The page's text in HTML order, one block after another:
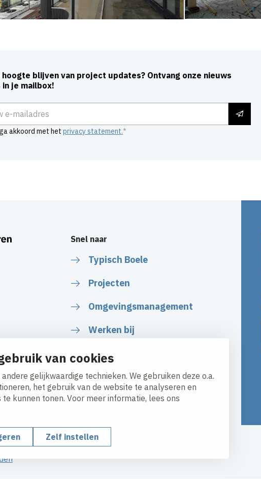
van cookies
gelijkwaardige technieken. We gebruiken deze o.a.
het gebruik van de website te analyseren en
kunnen tonen. Voor meer informatie, lees ons
Zelf instellen
hoogte blijven van project updates? Ontvang onze nieuws
je mailbox!
akkoord met het privacy statement.
Snel naar
Typisch Boele
Projecten
Omgevingsmanagement
Werken bij
Plan uw route
Privacy policyResponsible disclosure